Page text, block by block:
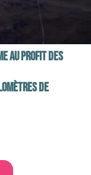
au profit des
de